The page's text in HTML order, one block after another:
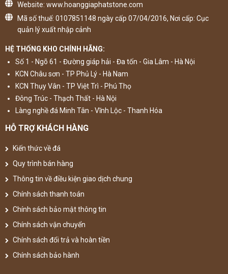
Website: www.hoanggiaphatstone.com
Mã số thuế: 0107851148 ngày cấp 07/04/2016, Nơi cấp: Cục
quản lý xuất nhập cảnh
HỆ THỐNG KHO CHÍNH HÃNG:
Số 1 - Ngõ 61 - Đường giáp hải - Đa tốn - Gia Lâm - Hà Nội
KCN Châu sơn - TP Phủ Lý - Hà Nam
KCN Thụy Vân - TP Việt Trì - Phú Thọ
Đông Trúc - Thạch Thất - Hà Nội
Làng nghề đá Minh Tân - Vĩnh Lộc - Thanh Hóa
HỖ TRỢ KHÁCH HÀNG
Kiến thức về đá
Quy trình bán hàng
Thông tin về điều kiện giao dịch chung
Chính sách thanh toán
Chính sách bảo mật thông tin
Chính sách vận chuyển
Chính sách đổi trả và hoàn tiền
Chính sách bảo hành